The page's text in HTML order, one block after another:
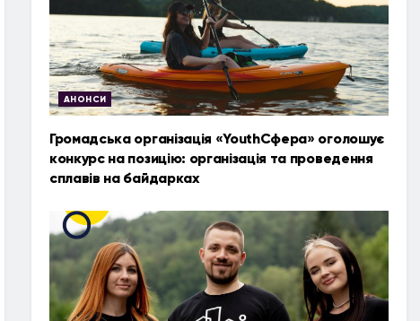
АНОНСИ
Громадська організація «YouthСфера» оголошує
конкурс на позицію: організація та проведення
сплавів на байдарках